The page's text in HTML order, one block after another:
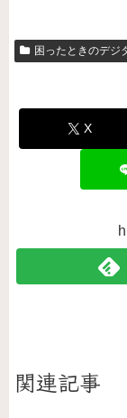
困ったときのデジ
X
関連記事